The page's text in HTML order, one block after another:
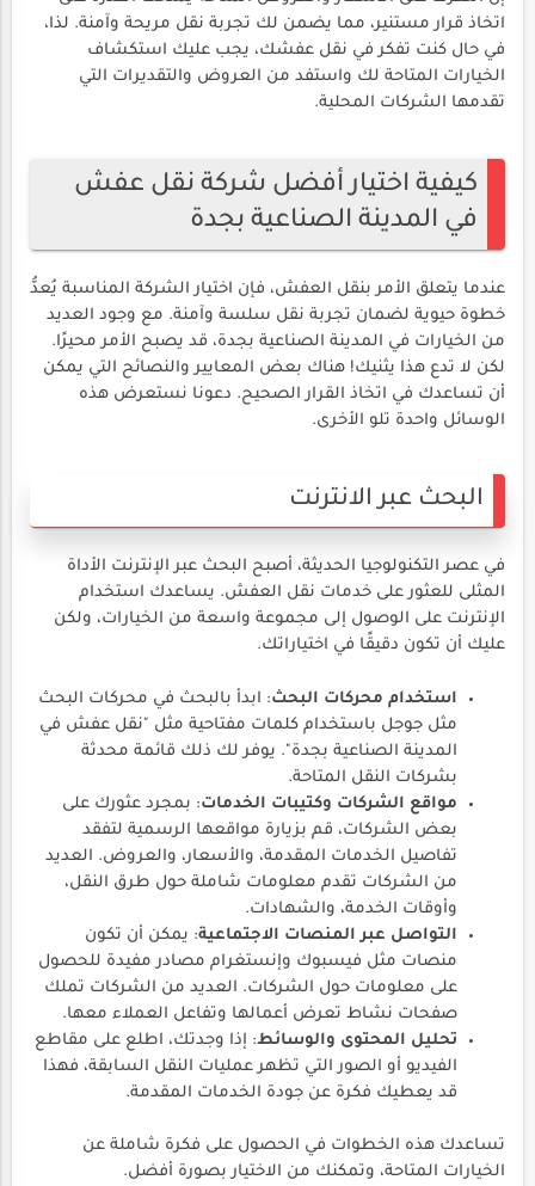
اتخاذ قرار مستنير، مما يضمن لك تجربة نقل مريحة وآمنة. لذا،
في حال كنت تفكر في نقل عفشك، يجب عليك استكشاف
الخيارات المتاحة لك واستفد من العروض والتقديرات التي
تقدمها الشركات المحلية.
كيفية اختيار أفضل شركة نقل عفش
في المدينة الصناعية بجدة
عندما يتعلق الأمر بنقل العفش، فإن اختيار الشركة المناسبة يُعدُّ
خطوة حيوية لضمان تجربة نقل سلسة وآمنة. مع وجود العديد
من الخيارات في المدينة الصناعية بجدة، قد يصبح الأمر محيرًا.
لكن لا تدع هذا يثنيك! هناك بعض المعايير والنصائح التي يمكن
أن تساعدك في اتخاذ القرار الصحيح. دعونا نستعرض هذه
الوسائل واحدة تلو الأخرى.
البحث عبر الانترنت
في عصر التكنولوجيا الحديثة، أصبح البحث عبر الإنترنت الأداة
المثلى للعثور على خدمات نقل العفش. يساعدك استخدام
الإنترنت على الوصول إلى مجموعة واسعة من الخيارات، ولكن
عليك أن تكون دقيقًا في اختياراتك.
استخدام محركات البحث: ابدأ بالبحث في محركات البحث
مثل جوجل باستخدام كلمات مفتاحية مثل "نقل عفش في
المدينة الصناعية بجدة". يوفر لك ذلك قائمة محدثة
بشركات النقل المتاحة.
مواقع الشركات وكتيبات الخدمات: بمجرد عثورك على
بعض الشركات، قم بزيارة مواقعها الرسمية لتفقد
تفاصيل الخدمات المقدمة، والأسعار، والعروض. العديد
من الشركات تقدم معلومات شاملة حول طرق النقل،
وأوقات الخدمة، والشهادات.
التواصل عبر المنصات الاجتماعية: يمكن أن تكون
منصات مثل فيسبوك وإنستغرام مصادر مفيدة للحصول
على معلومات حول الشركات. العديد من الشركات تملك
صفحات نشاط تعرض أعمالها وتفاعل العملاء معها.
تحليل المحتوى والوسائط: إذا وجدتك، اطلع على مقاطع
الفيديو أو الصور التي تظهر عمليات النقل السابقة، فهذا
قد يعطيك فكرة عن جودة الخدمات المقدمة.
تساعدك هذه الخطوات في الحصول على فكرة شاملة عن
الخيارات المتاحة، وتمكنك من الاختيار بصورة أفضل.